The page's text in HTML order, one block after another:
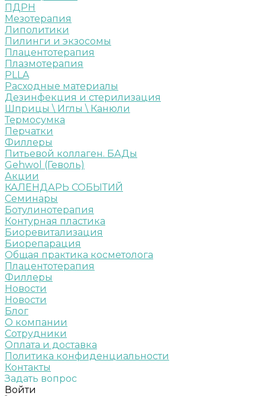
ПДРН
Мезотерапия
Липолитики
Пилинги и экзосомы
Плацентотерапия
Плазмотерапия
PLLA
Расходные материалы
Дезинфекция и стерилизация
Шприцы \ Иглы \ Канюли
Термосумка
Перчатки
Филлеры
Питьевой коллаген. БАДы
Gehwol (Геволь)
Акции
КАЛЕНДАРЬ СОБЫТИЙ
Семинары
Ботулинотерапия
Контурная пластика
Биоревитализация
Биорепарация
Общая практика косметолога
Плацентотерапия
Филлеры
Новости
Новости
Блог
О компании
Сотрудники
Оплата и доставка
Политика конфиденциальности
Контакты
Задать вопрос
Войти